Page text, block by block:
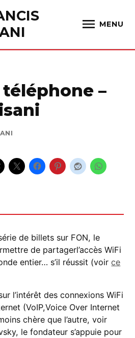
MENU
téléphone –
de billets sur FON, le
de partagerl’accès WiFi
entier… s’il réussit (voirce
l’intérêt des connexions WiFi
(VoIP,Voice Over Internet
chère que l’autre, voir
le fondateur s’appuie pour